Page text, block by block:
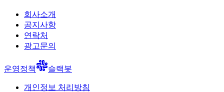
회사소개
공지사항
연락처
광고문의
운영정책 슬랙봇
개인정보 처리방침